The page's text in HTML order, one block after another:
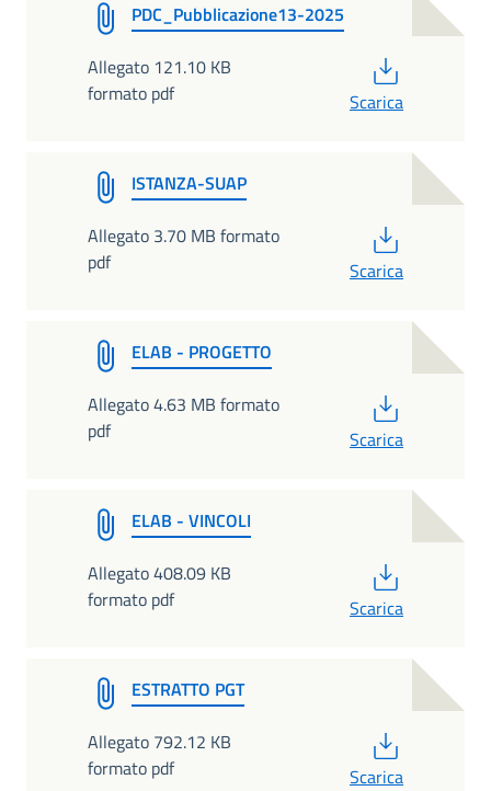
PDC_Pubblicazione13-2025
Allegato 121.10 KB
formato pdf
Scarica
ISTANZA-SUAP
Allegato 3.70 MB formato
pdf
Scarica
ELAB - PROGETTO
Allegato 4.63 MB formato
pdf
Scarica
ELAB - VINCOLI
Allegato 408.09 KB
formato pdf
Scarica
ESTRATTO PGT
Allegato 792.12 KB
formato pdf
Scarica